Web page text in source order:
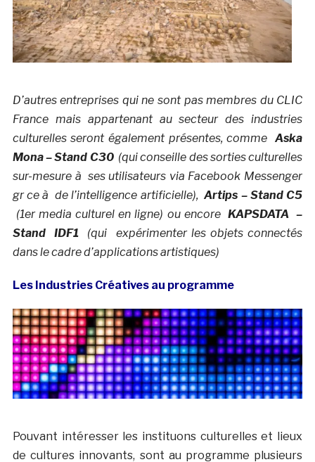
D’autres entreprises qui ne sont pas membres du CLIC
France mais appartenant au secteur des industries
culturelles seront également présentes, commeAska
Mona – Stand C30 (qui conseille des sorties culturelles
sur-mesure à ses utilisateurs via Facebook Messenger
gr ce à de l’intelligence artificielle),Artips – Stand C5
(1er media culturel en ligne) ou encore KAPSDATA –
Stand IDF1 (qui expérimenter les objets connectés
dans le cadre d’applications artistiques)
Les Industries Créatives au programme
Pouvant intéresser les instituons culturelles et lieux
de cultures innovants, sont au programme plusieurs